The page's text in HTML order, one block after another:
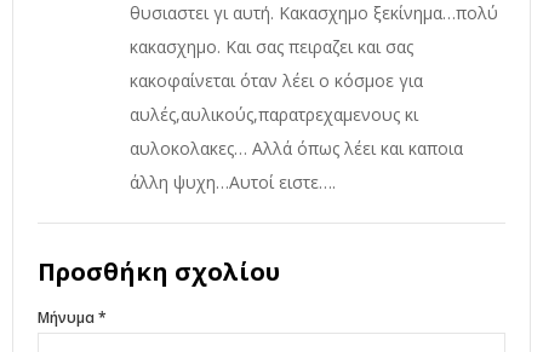
θυσιαστει γι αυτή. Κακασχημο ξεκίνημα…πολύ
κακασχημο. Και σας πειραζει και σας
κακοφαίνεται όταν λέει ο κόσμοε για
αυλές,αυλικούς,παρατρεχαμενους κι
αυλοκολακες… Αλλά όπως λέει και καποια
άλλη ψυχη…Αυτοί ειστε….
Προσθήκη σχολίου
Μήνυμα *